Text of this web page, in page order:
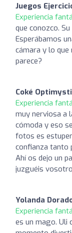
Juegos
Experiencia
que conozco.
Esperábamos
cámara y lo que
parece?
Coké
Experiencia
muy nerviosa a
cómoda y eso
fotos es
confianza tanto
Ahí os dejo un
juzguéis
Yolanda
Experiencia
es un mago. Uli